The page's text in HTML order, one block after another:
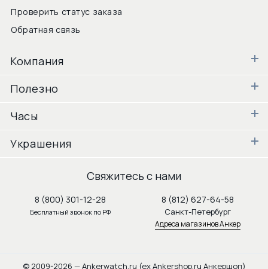
Проверить статус заказа
Обратная связь
Компания
Полезно
Часы
Украшения
Свяжитесь с нами
8 (800) 301-12-28
Бесплатный звонок по РФ
8 (812) 627-64-58
Санкт-Петербург
Адреса магазинов Анкер
© 2009-2026 — Ankerwatch.ru (ex Ankershop.ru Анкершоп)